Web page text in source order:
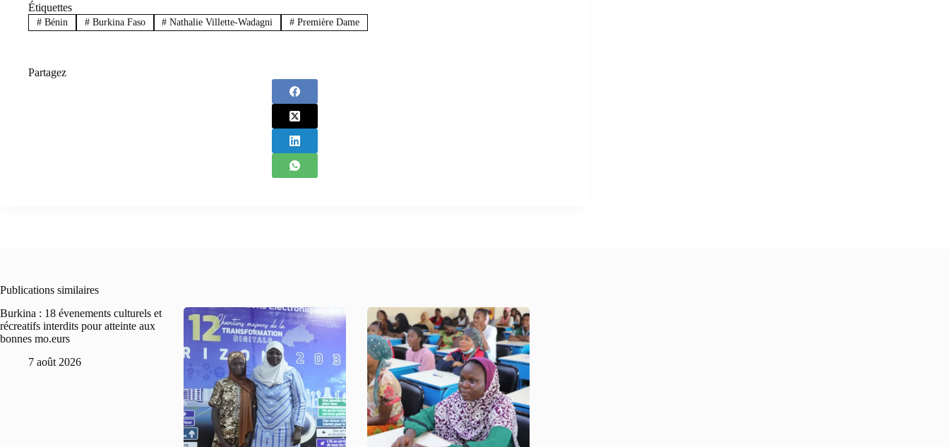
Étiquettes
#Bénin #Burkina Faso # Nathalie Villette-Wadagni # Première Dame
Partagez
Publications similaires
Burkina : 18 évenements culturels et
récreatifs interdits pour atteinte aux
bonnes mo.eurs
7 août 2026